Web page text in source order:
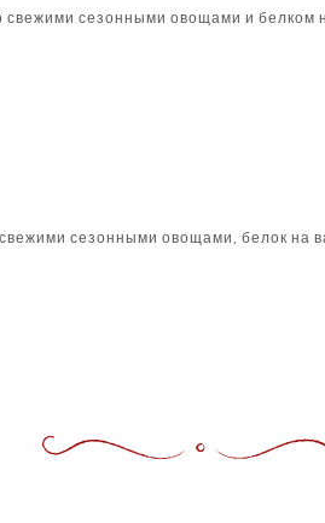
сезонными овощами и белком
сезонными овощами, белок на